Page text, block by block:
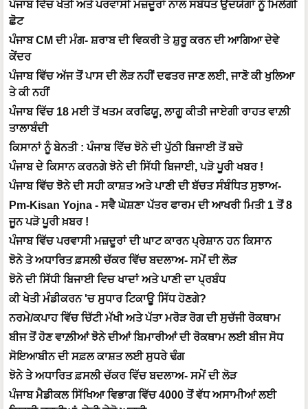
ਪੰਜਾਬ ਵਿੱਚ ਖੇਤੀ ਅਤੇ ਪਰਵਾਸੀ ਮਜ਼ਦੂਰਾਂ ਨਾਲ ਸਬੰਧਤ ਉਦਯੋਗਾਂ ਨੂੰ ਮਿਲੇਗੀ
ਛੋਟ
ਪੰਜਾਬ CM ਦੀ ਮੰਗ- ਸ਼ਰਾਬ ਦੀ ਵਿਕਰੀ ਤੇ ਸ਼ੁਰੂ ਕਰਨ ਦੀ ਆਗਿਆ ਦੇਵੇ
ਕੇਂਦਰ
ਪੰਜਾਬ ਵਿੱਚ ਅੱਜ ਤੋਂ ਪਾਸ ਦੀ ਲੋੜ ਨਹੀਂ ਦਫਤਰ ਜਾਣ ਲਈ, ਜਾਣੋ ਕੀ ਖੁਲਿਆ
ਤੇ ਕੀ ਨਹੀਂ
ਪੰਜਾਬ ਵਿੱਚ 18 ਮਈ ਤੋਂ ਖਤਮ ਕਰਫਿਯੂ, ਲਾਗੂ ਕੀਤੀ ਜਾਏਗੀ ਰਾਹਤ ਵਾਲ਼ੀ
ਤਾਲਾਬੰਦੀ
ਕਿਸਾਨਾਂ ਨੂੰ ਬੇਨਤੀ : ਪੰਜਾਬ ਵਿੱਚ ਝੋਨੇ ਦੀ ਪੁੱਠੀ ਬਿਜਾਈ ਤੋਂ ਬਚੋ
ਪੰਜਾਬ ਦੇ ਕਿਸਾਨ ਕਰਨਗੇ ਝੋਨੇ ਦੀ ਸਿੱਧੀ ਬਿਜਾਈ, ਪੜੋ ਪੂਰੀ ਖਬਰ !
ਪੰਜਾਬ ਵਿੱਚ ਝੋਨੇ ਦੀ ਸਹੀ ਕਾਸ਼ਤ ਅਤੇ ਪਾਣੀ ਦੀ ਬੱਚਤ ਸੰਬੰਧਿਤ ਸੁਝਾਅ-
Pm-Kisan Yojna - ਸਵੈ ਘੋਸ਼ਣਾ ਪੱਤਰ ਫਾਰਮ ਦੀ ਆਖਰੀ ਮਿਤੀ 1 ਤੋਂ 8
ਜੂਨ ਪੜੋ ਪੂਰੀ ਖ਼ਬਰ !
ਪੰਜਾਬ ਵਿੱਚ ਪਰਵਾਸੀ ਮਜ਼ਦੂਰਾਂ ਦੀ ਘਾਟ ਕਾਰਨ ਪ੍ਰੇਸ਼ਾਨ ਹਨ ਕਿਸਾਨ
ਝੋਨੇ ਤੇ ਅਧਾਰਿਤ ਫ਼ਸਲੀ ਚੱਕਰ ਵਿੱਚ ਬਦਲਾਅ- ਸਮੇਂ ਦੀ ਲੋੜ
ਝੋਨੇ ਦੀ ਸਿੱਧੀ ਬਿਜਾਈ ਵਿਚ ਖਾਦਾਂ ਅਤੇ ਪਾਣੀ ਦਾ ਪ੍ਰਬੰਧ
ਕੀ ਖੇਤੀ ਮੰਡੀਕਰਨ 'ਚ ਸੁਧਾਰ ਟਿਕਾਊ ਸਿੱਧ ਹੋਣਗੇ?
ਨਰਮੇ/ਕਪਾਹ ਵਿੱਚ ਚਿੱਟੀ ਮੱਖੀ ਅਤੇ ਪੱਤਾ ਮਰੋੜ ਰੋਗ ਦੀ ਸੁਚੱਜੀ ਰੋਕਥਾਮ
ਬੀਜ ਤੋਂ ਹੋਣ ਵਾਲ਼ੀਆਂ ਝੋਨੇ ਦੀਆਂ ਬਿਮਾਰੀਆਂ ਦੀ ਰੋਕਥਾਮ ਲਈ ਬੀਜ ਸੋਧ
ਸੋਇਆਬੀਨ ਦੀ ਸਫ਼ਲ ਕਾਸ਼ਤ ਲਈ ਸੁਧਰੇ ਢੰਗ
ਝੋਨੇ ਤੇ ਅਧਾਰਿਤ ਫ਼ਸਲੀ ਚੱਕਰ ਵਿੱਚ ਬਦਲਾਅ- ਸਮੇਂ ਦੀ ਲੋੜ
ਪੰਜਾਬ ਮੈਡੀਕਲ ਸਿੱਖਿਆ ਵਿਭਾਗ ਵਿੱਚ 4000 ਤੋਂ ਵੱਧ ਅਸਾਮੀਆਂ ਲਈ